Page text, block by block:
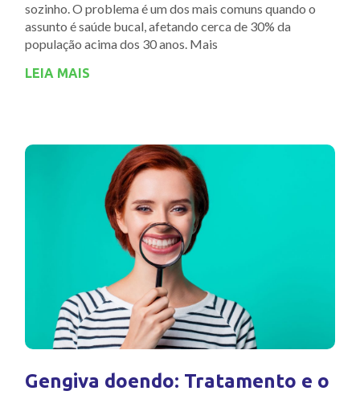
sozinho. O problema é um dos mais comuns quando o
assunto é saúde bucal, afetando cerca de 30% da
população acima dos 30 anos. Mais
LEIA MAIS
Gengiva doendo: Tratamento e o